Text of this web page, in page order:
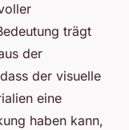
trägt
der
der visuelle
eine
haben kann,